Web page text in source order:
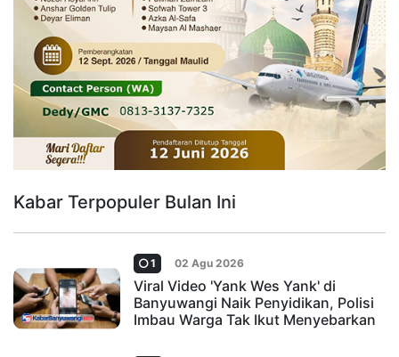
Kabar Terpopuler Bulan Ini
1 02 Agu 2026
Viral Video 'Yank Wes Yank' di
Banyuwangi Naik Penyidikan, Polisi
Imbau Warga Tak Ikut Menyebarkan